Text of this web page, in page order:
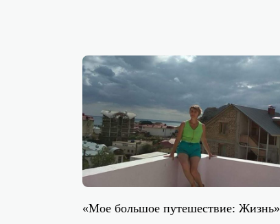
«Мое большое путешествие: Жизнь»